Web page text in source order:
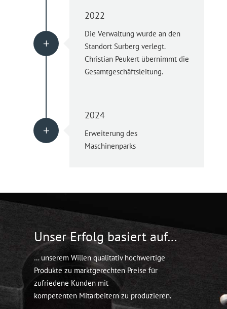
L
2022
Die Verwaltung wurde an den
Standort Surberg verlegt.
Christian Peukert übernimmt die
Gesamtgeschäftsleitung.
L
2024
Erweiterung des
Maschinenparks
Unser Erfolg basiert auf…
… unserem Willen qualitativ hochwertige
Produkte zu marktgerechten Preise für
zufriedene Kunden mit
kompetenten Mitarbeitern zu produzieren.